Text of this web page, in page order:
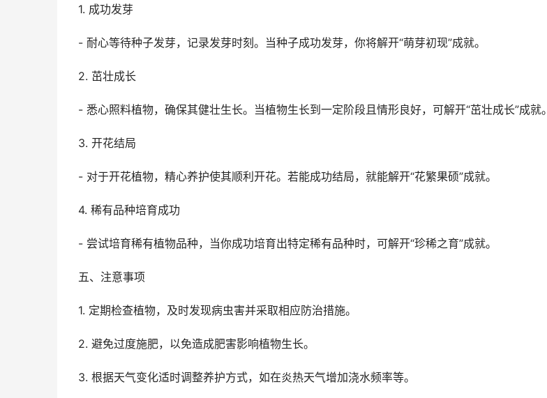
1. 成功发芽
- 耐心等待种子发芽，记录发芽时刻。当种子成功发芽，你将解开“萌芽初现”成就。
2. 茁壮成长
- 悉心照料植物，确保其健壮生长。当植物生长到一定阶段且情形良好，可解开“茁壮成长”成就。
3. 开花结局
- 对于开花植物，精心养护使其顺利开花。若能成功结局，就能解开“花繁果硕”成就。
4. 稀有品种培育成功
- 尝试培育稀有植物品种，当你成功培育出特定稀有品种时，可解开“珍稀之育”成就。
五、注意事项
1. 定期检查植物，及时发现病虫害并采取相应防治措施。
2. 避免过度施肥，以免造成肥害影响植物生长。
3. 根据天气变化适时调整养护方式，如在炎热天气增加浇水频率等。